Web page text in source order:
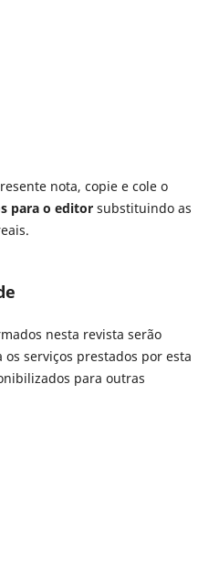
nota, copie e cole o
para o editor substituindo as
nesta revista serão
serviços prestados por esta
para outras